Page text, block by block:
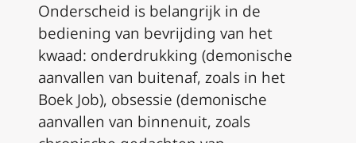
Onderscheid is belangrijk in de
bediening van bevrijding van het
kwaad: onderdrukking (demonische
aanvallen van buitenaf, zoals in het
Boek Job), obsessie (demonische
aanvallen van binnenuit, zoals